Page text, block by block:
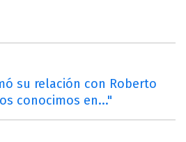
su relación con Roberto
conocimos en..."